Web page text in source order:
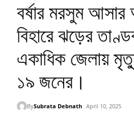
বর্ষার মরসুম
বিহারে ঝড়ের
একাধিক জেলায়
১৯ জনের।
BySubrata Debnath April 10, 2025